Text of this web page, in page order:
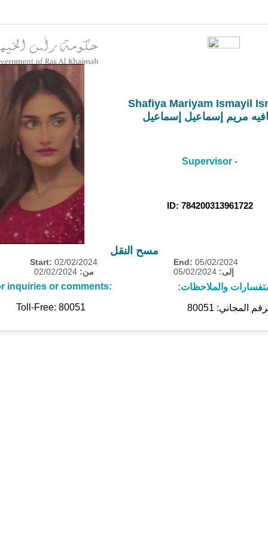
Shafiya Mariyam Ismayil
مريم إسماعيل إسماعيل
Supervisor -
ID: 784200313961722
مسح النقل
Start: 02/02/2024 End: 05/02/2024
من:
إلى:
inquiries or comments:
والملاحظات:
Toll-Free: 80051
المجاني: 80051